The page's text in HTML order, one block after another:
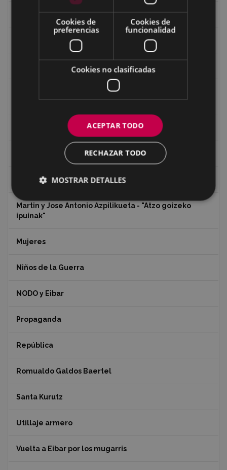
Historia
Iglesia de Azitain
Ignacio Zuloaga (1870-2020)
Ignacio Zuloaga, cuadros del autor en las tiendas de
Eibar (2020)
Indalecio Ojanguren Diputación de Gipuzkoa
Juan Antonio Palacios HARRIA
Koko Dantzak
Martin y Jose Antonio Azpilikueta - "Atzo goizeko
ipuinak"
Mujeres
Niños de la Guerra
NODO y Eibar
Propaganda
República
Romualdo Galdos Baertel
Santa Kurutz
Utillaje armero
Vuelta a Eibar por los mugarris
Cookies de
preferencias
Cookies de
funcionalidad
Cookies no clasificadas
ACEPTAR TODO
RECHAZAR TODO
MOSTRAR DETALLES